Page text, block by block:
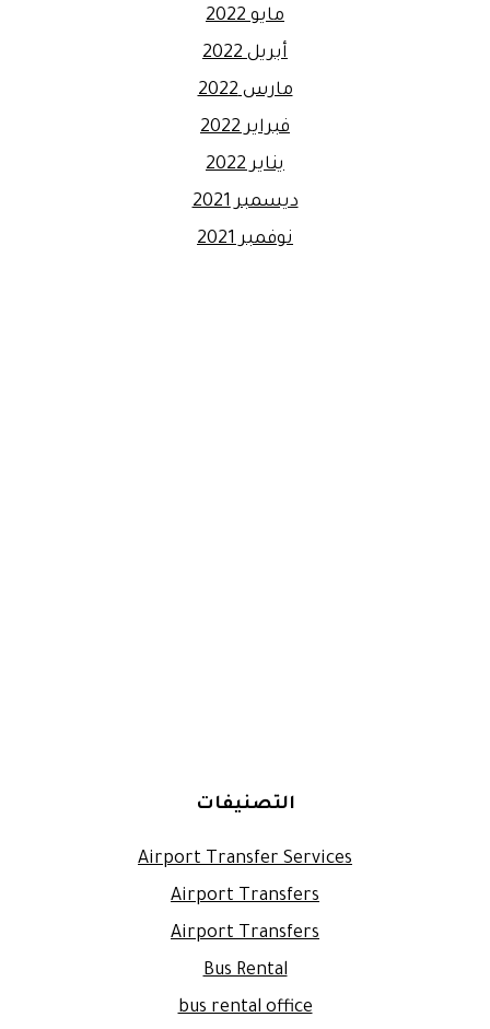
مايو 2022
أبريل 2022
مارس 2022
فبراير 2022
يناير 2022
ديسمبر 2021
نوفمبر 2021
التصنيفات
Airport Transfer Services
Airport Transfers
Airport Transfers
Bus Rental
bus rental office